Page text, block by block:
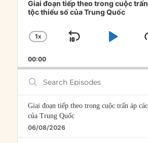
Player
Giai đoạn tiếp theo trong cuộc
tộc thiểu số của Trung Quốc
CHANGE
RATE
1X
SKIP
00:00
Search
Episodes
Giai đoạn tiếp theo trong cuộc trấn áp
của Trung Quốc
06/08/2026